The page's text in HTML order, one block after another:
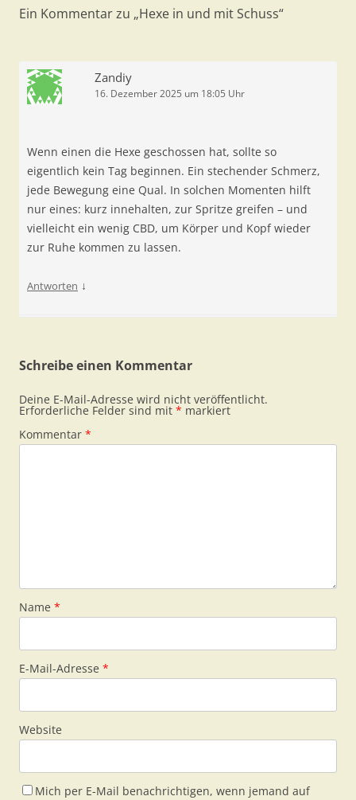
Ein Kommentar zu „Hexe in und mit Schuss“
Zandiy
16. Dezember 2025 um 18:05 Uhr
Wenn einen die Hexe geschossen hat, sollte so
eigentlich kein Tag beginnen. Ein stechender Schmerz,
jede Bewegung eine Qual. In solchen Momenten hilft
nur eines: kurz innehalten, zur Spritze greifen – und
vielleicht ein wenig CBD, um Körper und Kopf wieder
zur Ruhe kommen zu lassen.
Antworten ↓
Schreibe einen Kommentar
Deine E-Mail-Adresse wird nicht veröffentlicht.
Erforderliche Felder sind mit * markiert
Kommentar *
Name *
E-Mail-Adresse *
Website
Mich per E-Mail benachrichtigen, wenn jemand auf